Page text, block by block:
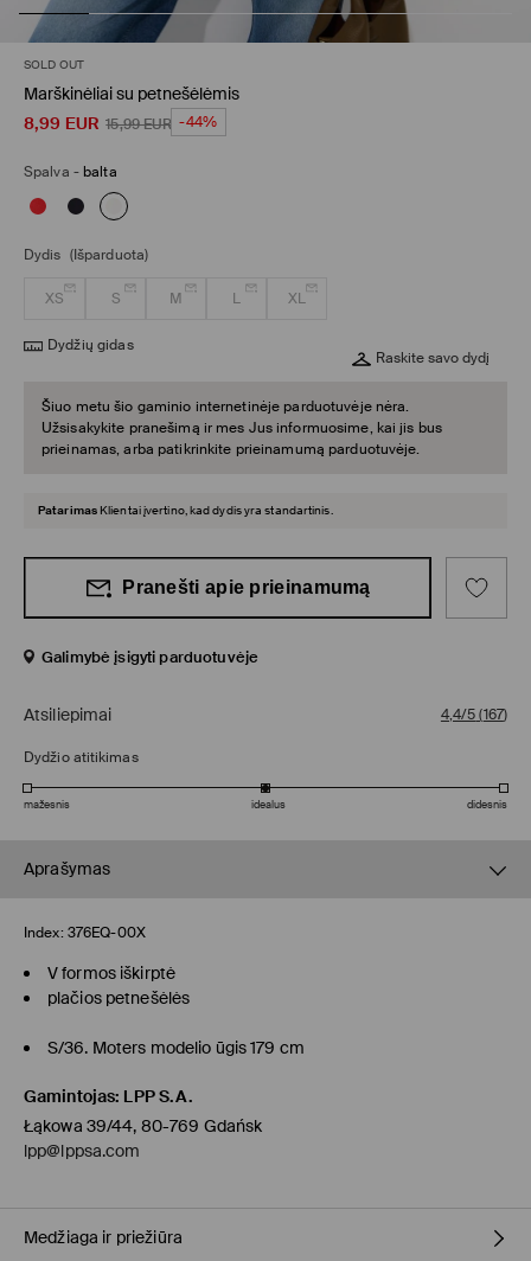
SOLD OUT
Marškinėliai su petnešėlėmis
8,99 EUR 15,99EUR -44%
Spalva - balta
Dydis (Išparduota)
XS S M L XL
Dydžių gidas
Raskite savo dydį
Šiuo metu šio gaminio internetinėje parduotuvėje nėra.
Užsisakykite pranešimą ir mes Jus informuosime, kai jis bus
prieinamas, arba patikrinkite prieinamumą parduotuvėje.
Patarimas Klientai įvertino, kad dydis yra standartinis.
Pranešti apie prieinamumą
Galimybė įsigyti parduotuvėje
Atsiliepimai 4,4/5(167)
Dydžio atitikimas
mažesnis idealus didesnis
Aprašymas
Index: 376EQ-00X
V formos iškirptė
plačios petnešėlės
S/36. Moters modelio ūgis 179 cm
Gamintojas: LPP S.A.
Łąkowa 39/44, 80-769 Gdańsk
lpp@lppsa.com
Medžiaga ir priežiūra